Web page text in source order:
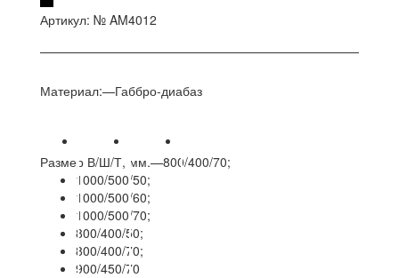
Артикул: № AM4012
Материал:—Габбро-диабаз
Размер В/Ш/Т, мм.—800/400/70;
1000/500/50;
1000/500/60;
1000/500/70;
800/400/50;
800/400/70;
900/450/70